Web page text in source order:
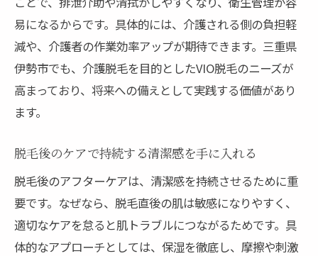
易になるからです。具体的には、介護される側の負担軽
減や、介護者の作業効率アップが期待できます。三重県
伊勢市でも、介護脱毛を目的としたVIO脱毛のニーズが
高まっており、将来への備えとして実践する価値があり
ます。
脱毛後のケアで持続する清潔感を手に入れる
脱毛後のアフターケアは、清潔感を持続させるために重
要です。なぜなら、脱毛直後の肌は敏感になりやすく、
適切なケアを怠ると肌トラブルにつながるためです。具
体的なアプローチとしては、保湿を徹底し、摩擦や刺激